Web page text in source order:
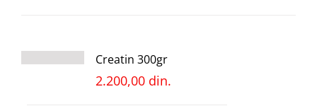
Creatin 300gr
2.200,00 din.